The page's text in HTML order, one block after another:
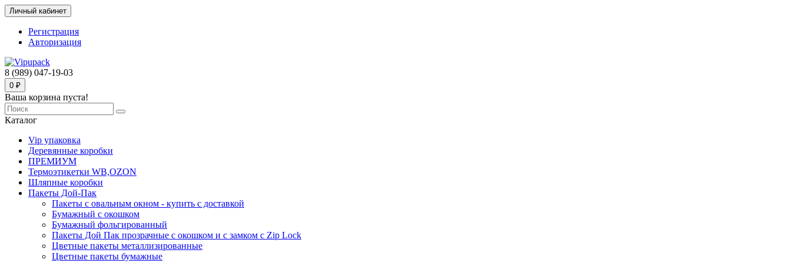
Личный кабинет
Регистрация
Авторизация
8 (989) 047-19-03
0 ₽
Ваша корзина пуста!
Каталог
Vip упаковка
Деревянные коробки
ПРЕМИУМ
Термоэтикетки WB,OZON
Шляпные коробки
Пакеты Дой-Пак
Пакеты с овальным окном - купить с доставкой
Бумажный с окошком
Бумажный фольгированный
Пакеты Дой Пак прозрачные с окошком и с замком с Zip Lock
Цветные пакеты металлизированные
Цветные пакеты бумажные